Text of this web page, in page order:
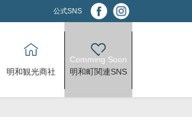
公式SNS
明和観光商社 明和町関連SNS